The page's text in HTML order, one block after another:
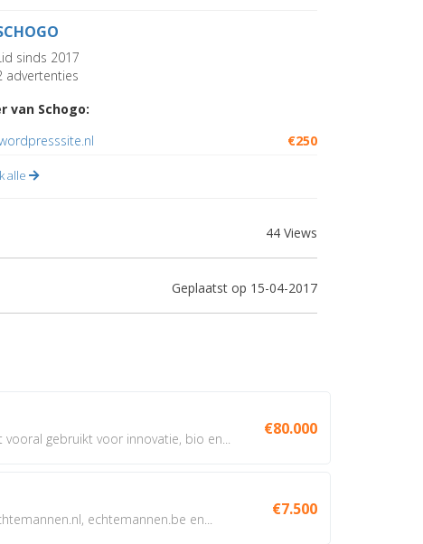
sinds 2017
advertenties
van Schogo:
€250
alle
44 Views
Geplaatst op 15-04-2017
gebruikt voor innovatie, bio en...
€80.000
echtemannen.be en...
€7.500